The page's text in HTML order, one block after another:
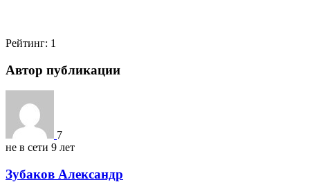
Рейтинг: 1
Автор публикации
7
не в сети 9 лет
Зубаков Александр